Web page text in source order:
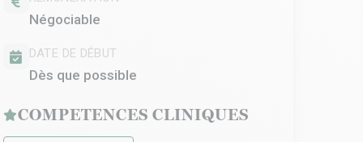
Négociable
DATE DE DÉBUT
Dès que possible
COMPETENCES CLINIQUES